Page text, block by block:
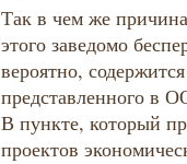
Так в чем же
этого заведомо
вероятно,
представленного в
В пункте, который
проектов